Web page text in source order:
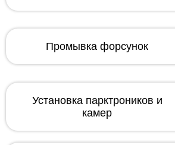
Промывка форcунок
Установка парктроников и
камер